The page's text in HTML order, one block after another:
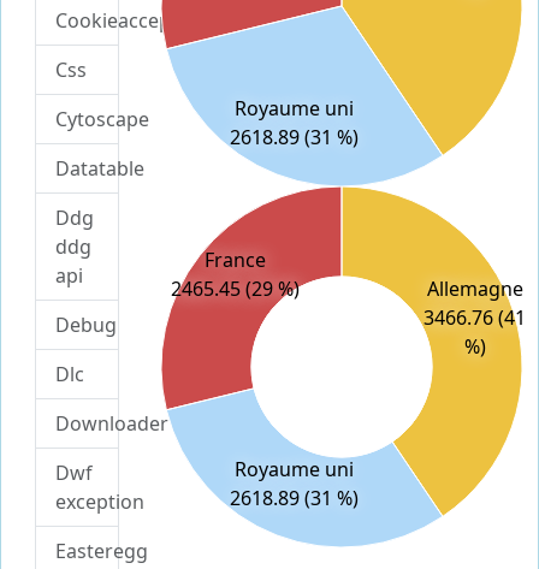
Cookieaccept
Css
Cytoscape
Datatable
Ddg
ddg
api
Debug
Dlc
Downloader
Dwf
exception
Easteregg
Royaume uni
2618.89 (31 %)
Allemagne
3466.76 (41
%)
Royaume uni
2618.89 (31 %)
France
2465.45 (29 %)